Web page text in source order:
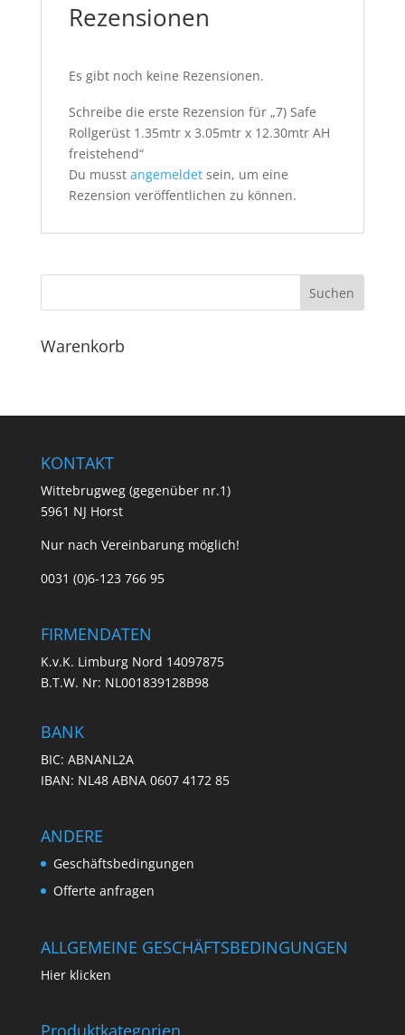
Rezensionen
Es gibt noch keine Rezensionen.
Schreibe die erste Rezension für „7) Safe
Rollgerüst 1.35mtr x 3.05mtr x 12.30mtr AH
freistehend“
Du musst angemeldetsein, um eine
Rezension veröffentlichen zu können.
Warenkorb
KONTAKT
Wittebrugweg (gegenüber nr.1)
5961 NJ Horst
Nur nach Vereinbarung möglich!
0031 (0)6-123 766 95
FIRMENDATEN
K.v.K. Limburg Nord 14097875
B.T.W. Nr: NL001839128B98
BANK
BIC: ABNANL2A
IBAN: NL48 ABNA 0607 4172 85
ANDERE
Geschäftsbedingungen
Offerte anfragen
ALLGEMEINE GESCHÄFTSBEDINGUNGEN
Hier klicken
Produktkategorien